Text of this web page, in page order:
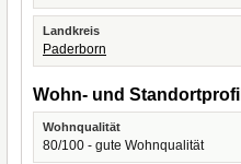
Landkreis
Paderborn
Wohn- und Standortprofil
Wohnqualität
80/100 - gute Wohnqualität